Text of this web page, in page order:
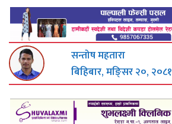
सन्तोष महतारा
बिहिबार, मङि्सर २०, २०८१